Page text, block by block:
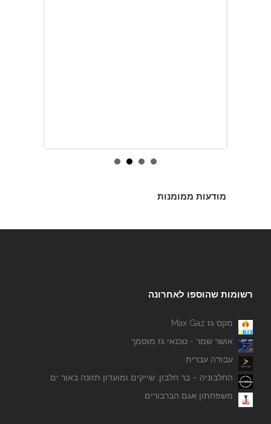
מודעות ממומנות
רשומות שהוספו לאחרונה
מקס גז Max Gaz
אושר שמר - טכנאי גז מוסמך
עבודה עברית
החלבוניה – בר חלבון, שייקים ומועדון תזונה באור ים
משפחתון אגם הברבורים